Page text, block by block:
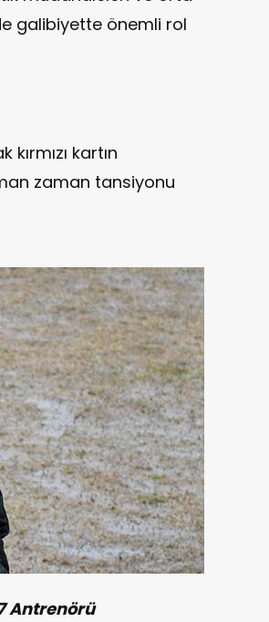
galibiyette önemli rol
kartın
zaman tansiyonu
Antrenörü